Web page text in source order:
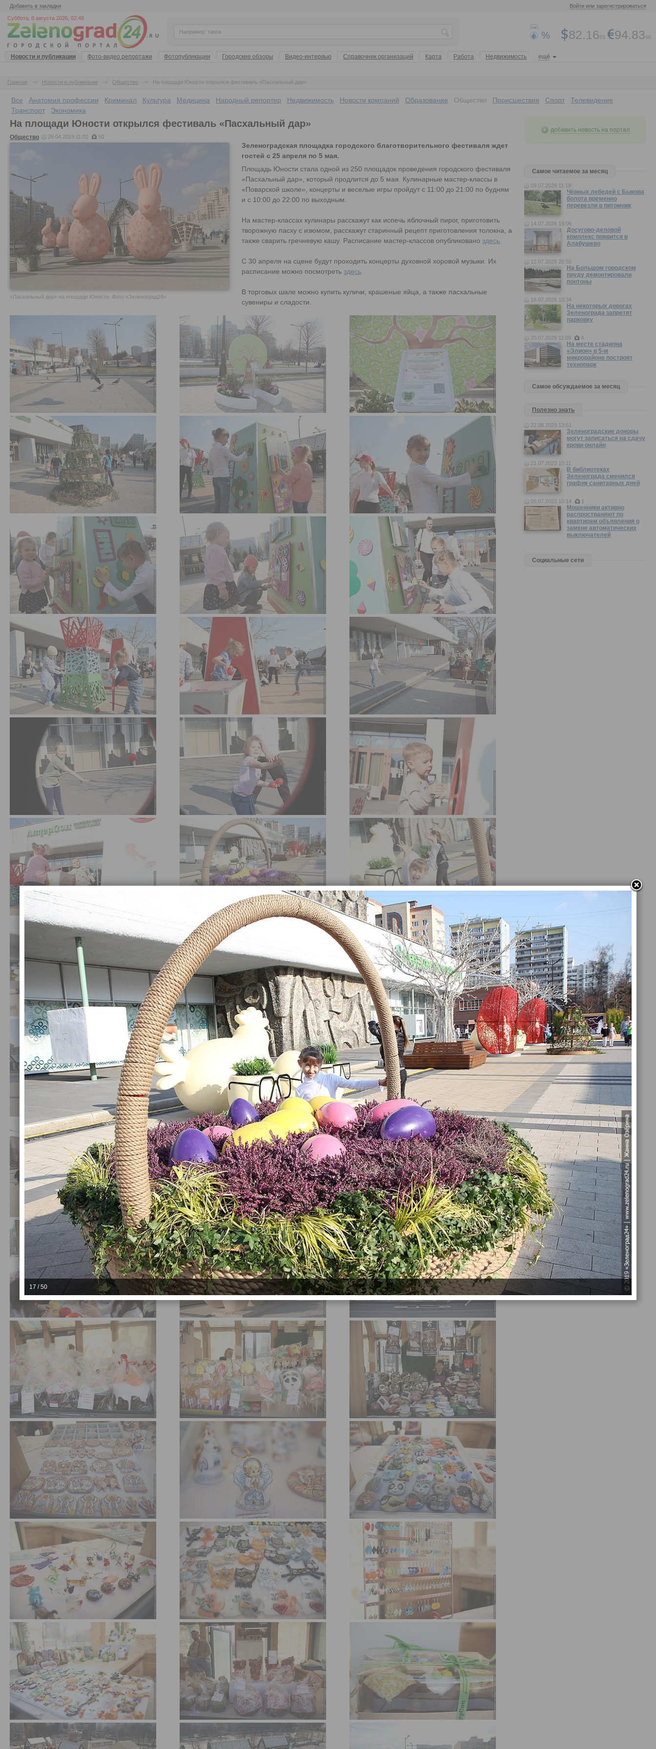
Добавить в закладки Войти или зарегистрироваться
Суббота, 8 августа 2026, 02:48
% 82.1665 94.8366
Новости и публикации Фото-видео репортажи Фотопубликации Городские обзоры Видео-интервью Справочник организаций Карта Работа Недвижимость ещё
Главная Новости и публикации Общество На площади Юности открылся фестиваль «Пасхальный дар»
Все Анатомия профессии Криминал Культура Медицина Народный репортер Недвижимость Новости компаний Образование Общество Происшествия Спорт
Телевидение
Транспорт
Экономика
На площади Юности открылся фестиваль «Пасхальный дар»
Общество 26.04.2019 11:02 50
«Пасхальный дар» на площади Юности. Фото «Зеленоград24»
Зеленоградская площадка городского благотворительного фестиваля ждет
гостей с 25 апреля по 5 мая.
Площадь Юности стала одной из 250 площадок проведения городского фестиваля
«Пасхальный дар», который продлится до 5 мая. Кулинарные мастер-классы в
«Поварской школе», концерты и веселые игры пройдут с 11:00 до 21:00 по будням
и с 10:00 до 22:00 по выходным.
На мастер-классах кулинары расскажут как испечь яблочный пирог, приготовить
творожную пасху с изюмом, расскажут старинный рецепт приготовления толокна, а
также сварить гречневую кашу. Расписание мастер-классов опубликовано здесь
С 30 апреля на сцене будут проходить концерты духовной хоровой музыки. Их
расписание можно посмотреть здесь
В торговых шале можно купить куличи, крашеные яйца, а также пасхальные
сувениры и сладости.
добавить новость на портал
Самое читаемое за месяц
09.07.2026 11:18
Чёрных лебедей с Быкова
болота временно
перевезли в питомник
14.07.2026 19:06
Досугово-деловой
комплекс появится в
Алабушево
12.07.2026 20:55
На Большом городском
пруду демонтировали
понтоны
16.07.2026 10:34
На некоторых дорогах
Зеленограда запретят
парковку
20.07.2026 11:09 4
На месте стадиона
«Элион» в 5-м
микрорайоне построят
технопарк
Самое обсуждаемое за месяц
Полезно знать
22.08.2023 13:51
Зеленоградские доноры
могут записаться на сдачу
крови онлайн
21.07.2023 10:11
В библиотеках
Зеленограда сменился
график санитарных дней
05.07.2023 10:14 1
Мошенники активно
распространяют по
квартирам объявления о
замене автоматических
выключателей
Социальные сети
17 / 50